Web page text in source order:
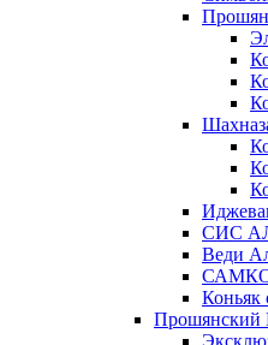
СИС
Веди
Коньяк
Прошянский